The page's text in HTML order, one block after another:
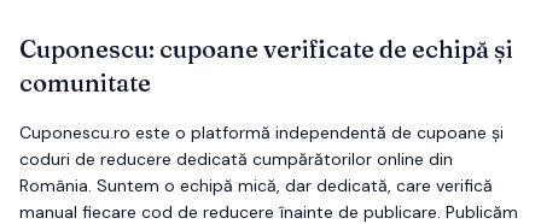
Cuponescu: cupoane verificate de echipă și
comunitate
Cuponescu.ro este o platformă independentă de cupoane și
coduri de reducere dedicată cumpărătorilor online din
România. Suntem o echipă mică, dar dedicată, care verifică
manual fiecare cod de reducere înainte de publicare. Publicăm